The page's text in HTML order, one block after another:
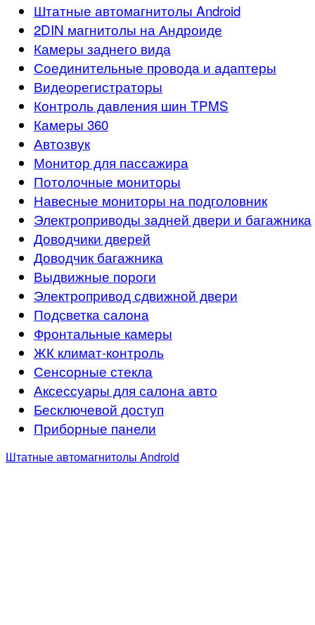
Штатные автомагнитолы Android
2DIN магнитолы на Андроиде
Камеры заднего вида
Соединительные провода и адаптеры
Видеорегистраторы
Контроль давления шин TPMS
Камеры 360
Автозвук
Монитор для пассажира
Потолочные мониторы
Навесные мониторы на подголовник
Электроприводы задней двери и багажника
Доводчики дверей
Доводчик багажника
Выдвижные пороги
Электропривод сдвижной двери
Подсветка салона
Фронтальные камеры
ЖК климат-контроль
Сенсорные стекла
Аксессуары для салона авто
Бесключевой доступ
Приборные панели
Штатные автомагнитолы Android